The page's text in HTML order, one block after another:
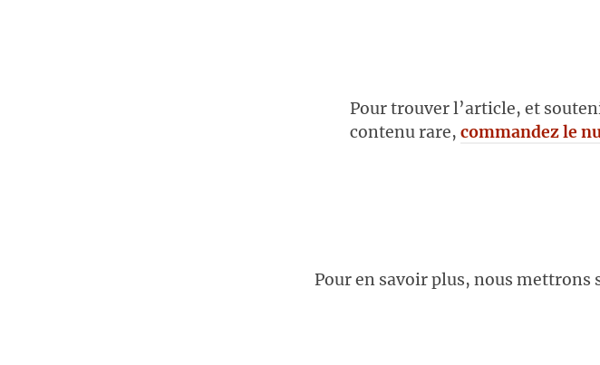
Pour trouver l’article, et
contenu rare, commandez le
Pour en savoir plus, nous mettrons